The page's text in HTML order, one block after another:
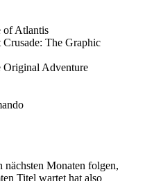
of Atlantis
Crusade: The Graphic
Original Adventure
nächsten Monaten folgen,
Titel wartet hat also